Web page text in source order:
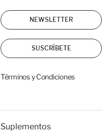
NEWSLETTER
SUSCRÍBETE
Términos y Condiciones
Suplementos